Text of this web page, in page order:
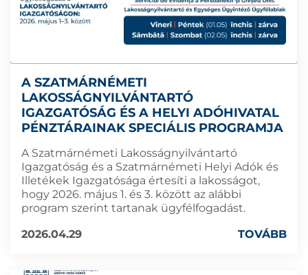
A SZATMÁRNÉMETI
LAKOSSÁGNYILVÁNTARTÓ
IGAZGATÓSÁG ÉS A HELYI ADÓHIVATAL
PÉNZTÁRAINAK SPECIÁLIS PROGRAMJA
A Szatmárnémeti Lakosságnyilvántartó
Igazgatóság és a Szatmárnémeti Helyi Adók és
Illetékek Igazgatósága értesíti a lakosságot,
hogy 2026. május 1. és 3. között az alábbi
program szerint tartanak ügyfélfogadást.
2026.04.29
TOVÁBB